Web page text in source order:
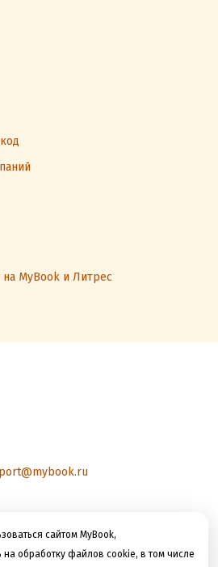
сайтом MyBook,
на обработку файлов cookie, в том числе
MyBook и Литрес